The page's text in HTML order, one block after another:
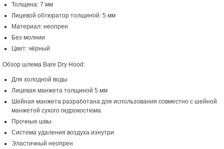
Толщина: 7 мм
Лицевой обтюратор толщиной: 5 мм
Материал: неопрен
Без молнии
Цвет: чёрный
Обзор шлема Bare Dry Hood:
Для холодной воды
Лицевая манжета толщиной 5 мм
Шейная манжета разработана для использования совместно с шейной
манжетой сухого гидрокостюма
Прочные швы
Система удаления воздуха изнутри
Эластичный неопрен